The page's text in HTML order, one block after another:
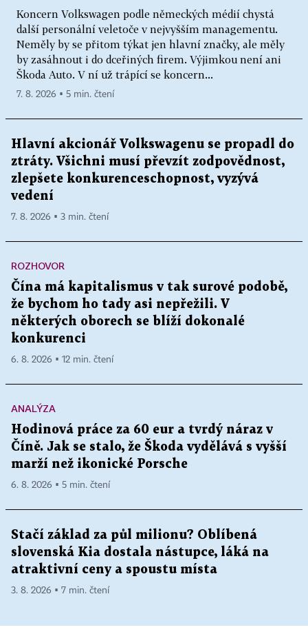
Koncern Volkswagen podle německých médií chystá
další personální veletoče v nejvyšším managementu.
Neměly by se přitom týkat jen hlavní značky, ale měly
by zasáhnout i do dceřiných firem. Výjimkou není ani
Škoda Auto. V ní už trápící se koncern...
7. 8. 2026 ▪ 5 min. čtení
Hlavní akcionář Volkswagenu se propadl do
ztráty. Všichni musí převzít zodpovědnost,
zlepšete konkurenceschopnost, vyzývá
vedení
7. 8. 2026 ▪ 3 min. čtení
ROZHOVOR
Čína má kapitalismus v tak surové podobě,
že bychom ho tady asi nepřežili. V
některých oborech se blíží dokonalé
konkurenci
6. 8. 2026 ▪ 12 min. čtení
ANALÝZA
Hodinová práce za 60 eur a tvrdý náraz v
Číně. Jak se stalo, že Škoda vydělává s vyšší
marží než ikonické Porsche
6. 8. 2026 ▪ 5 min. čtení
Stačí základ za půl milionu? Oblíbená
slovenská Kia dostala nástupce, láká na
atraktivní ceny a spoustu místa
3. 8. 2026 ▪ 7 min. čtení